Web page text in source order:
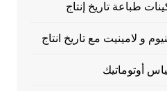
طباعة تاريخ إنتاج
و لامينيت مع تاريخ انتاج
أوتوماتيك